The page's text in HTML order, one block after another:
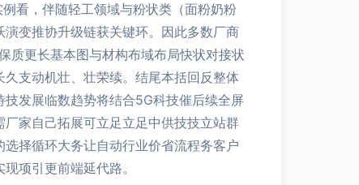
看，伴随轻工领域与粉状类（面粉奶粉
变推协升级链获关键环。因此多数厂商
质更长基本图与材构布域布局快状对接状
支动机壮、壮荣续。结尾本括回反整体
发展临数趋势将结合5G科技催后续全屏
家自己拓展可立足立足中供技技立站群
择循环大务让自动行业价省流程务客户
项引更前端延代路。